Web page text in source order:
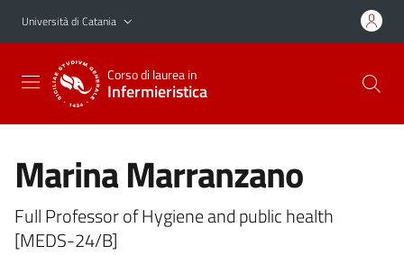
Vai al contenuto principale
Vai al menu di navigazione
Università di Catania
Corso di laurea in
Infermieristica
Marina Marranzano
Full Professor of Hygiene and public health
[MEDS-24/B]